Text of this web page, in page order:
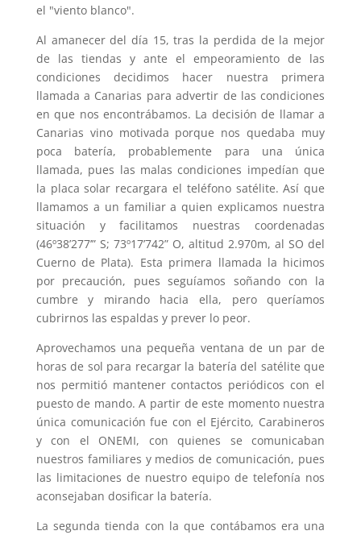
el "viento blanco".
Al amanecer del día 15, tras la perdida de la mejor
de las tiendas y ante el empeoramiento de las
condiciones decidimos hacer nuestra primera
llamada a Canarias para advertir de las condiciones
en que nos encontrábamos. La decisión de llamar a
Canarias vino motivada porque nos quedaba muy
poca batería, probablemente para una única
llamada, pues las malas condiciones impedían que
la placa solar recargara el teléfono satélite. Así que
llamamos a un familiar a quien explicamos nuestra
situación y facilitamos nuestras coordenadas
(46º38’277’” S; 73º17’742” O, altitud 2.970m, al SO del
Cuerno de Plata). Esta primera llamada la hicimos
por precaución, pues seguíamos soñando con la
cumbre y mirando hacia ella, pero queríamos
cubrirnos las espaldas y prever lo peor.
Aprovechamos una pequeña ventana de un par de
horas de sol para recargar la batería del satélite que
nos permitió mantener contactos periódicos con el
puesto de mando. A partir de este momento nuestra
única comunicación fue con el Ejército, Carabineros
y con el ONEMI, con quienes se comunicaban
nuestros familiares y medios de comunicación, pues
las limitaciones de nuestro equipo de telefonía nos
aconsejaban dosificar la batería.
La segunda tienda con la que contábamos era una